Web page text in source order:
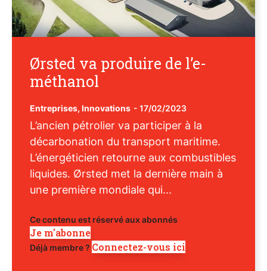
Ørsted va produire de l’e-
méthanol
Entreprises, Innovations - 17/02/2023
L’ancien pétrolier va participer à la
décarbonation du transport maritime.
L’énergéticien retourne aux combustibles
liquides. Ørsted met la dernière main à
une première mondiale qui...
Ce contenu est réservé aux abonnés
Je m'abonne
Déjà membre ? Connectez-vous ici